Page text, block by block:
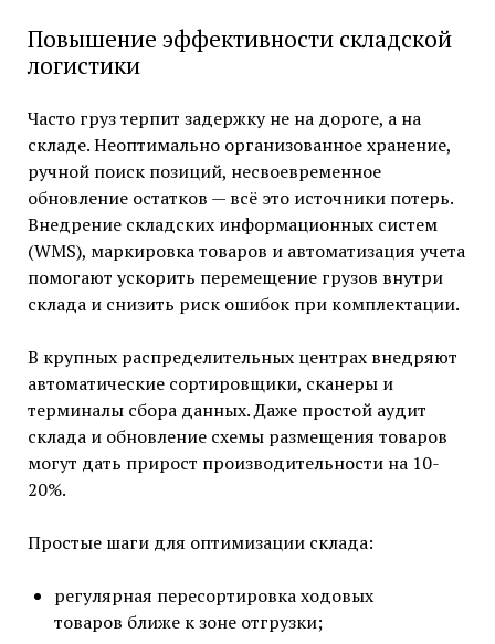
Повышение эффективности складской
логистики
Часто груз терпит задержку не на дороге, а на
складе. Неоптимально организованное хранение,
ручной поиск позиций, несвоевременное
обновление остатков — всё это источники потерь.
Внедрение складских информационных систем
(WMS), маркировка товаров и автоматизация учета
помогают ускорить перемещение грузов внутри
склада и снизить риск ошибок при комплектации.
В крупных распределительных центрах внедряют
автоматические сортировщики, сканеры и
терминалы сбора данных. Даже простой аудит
склада и обновление схемы размещения товаров
могут дать прирост производительности на 10-
20%.
Простые шаги для оптимизации склада:
регулярная пересортировка ходовых
товаров ближе к зоне отгрузки;